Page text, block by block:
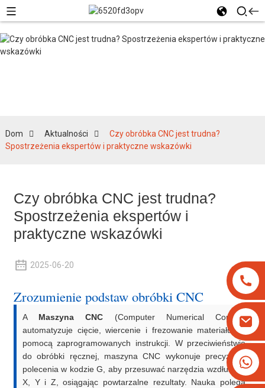
+8613825779334
+16266628193
Dom Aktualności
Czy obróbka CNC jest trudna?
Spostrzeżenia ekspertów i praktyczne wskazówki
Czy obróbka CNC jest trudna?
Spostrzeżenia ekspertów i
praktyczne wskazówki
2025-06-20
Zrozumienie podstaw obróbki CNC
A Maszyna CNC (Computer Numerical Control)
automatyzuje cięcie, wiercenie i frezowanie materiału za
pomocą zaprogramowanych instrukcji. W przeciwieństwie
do obróbki ręcznej, maszyna CNC wykonuje precyzyjne
polecenia w kodzie G, aby przesuwać narzędzia wzdłuż osi
X, Y i Z, osiągając powtarzalne rezultaty. Nauka polega